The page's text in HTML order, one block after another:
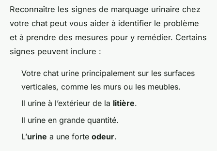
Reconnaître les signes de marquage urinaire chez
votre chat peut vous aider à identifier le problème
et à prendre des mesures pour y remédier. Certains
signes peuvent inclure :
Votre chat urine principalement sur les surfaces
verticales, comme les murs ou les meubles.
Il urine à l’extérieur de la litière.
Il urine en grande quantité.
L’urine a une forte odeur.